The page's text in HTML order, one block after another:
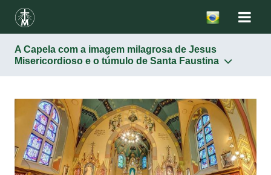
A Capela com a imagem milagrosa de Jesus
Misericordioso e o túmulo de Santa Faustina
A Capela com a imagem milagrosa de Jesus
Misericordioso e o túmulo de Santa Faustina
Basílica
A capela de Adoração Perpétua